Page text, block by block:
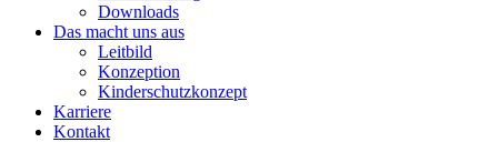
Downloads
Das macht uns aus
Leitbild
Konzeption
Kinderschutzkonzept
Karriere
Kontakt